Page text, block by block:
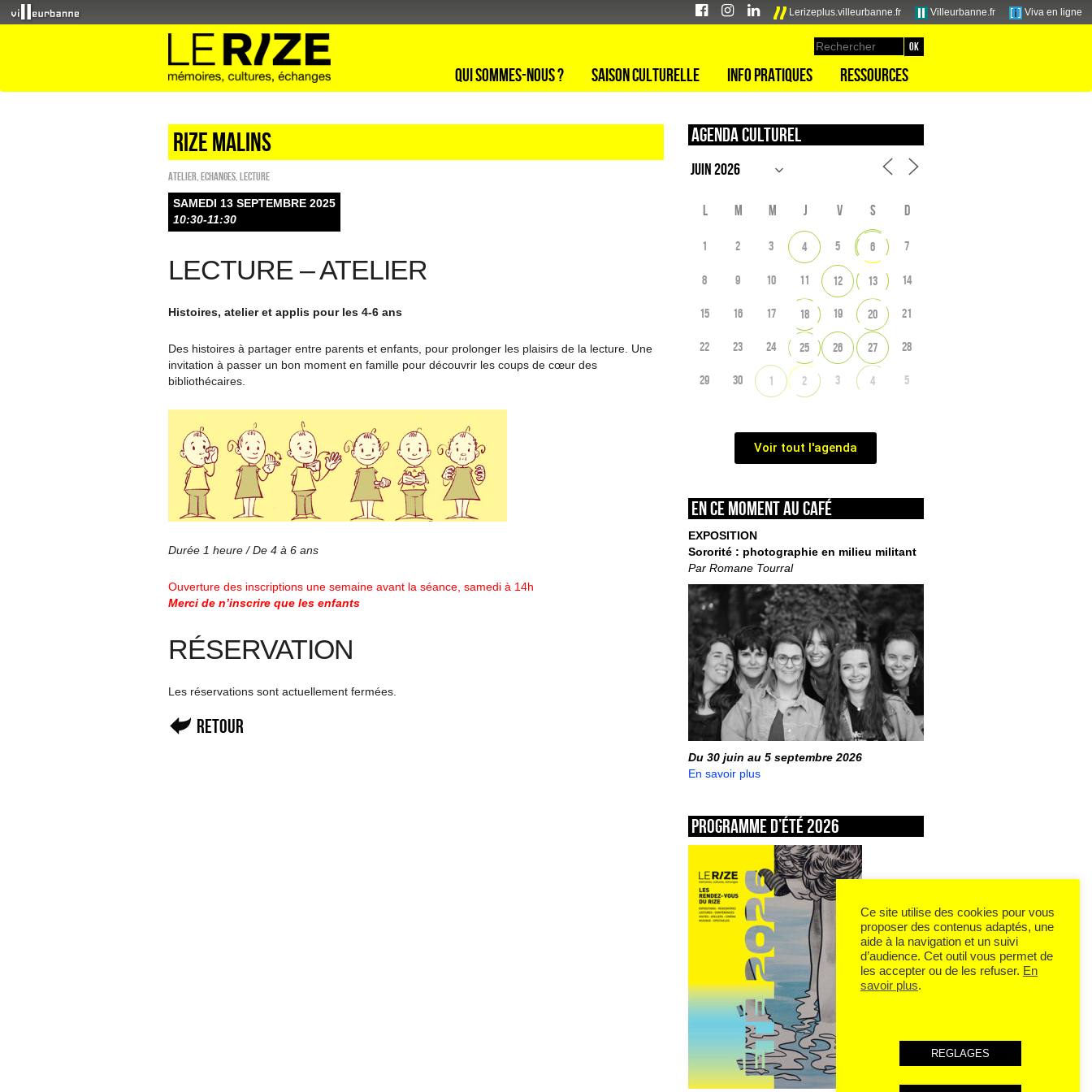
Lerizeplus.villeurbanne.fr Villeurbanne.fr Viva en ligne
Qui sommes-nous ? Saison culturelle Info pratiques Ressources
RIZE MALINS
Atelier ECHANGES Lecture
SAMEDI 13 SEPTEMBRE 2025
10:30-11:30
LECTURE – ATELIER
Histoires, atelier et applis pour les 4-6 ans
Des histoires à partager entre parents et enfants, pour prolonger les plaisirs de la lecture. Une
invitation à passer un bon moment en famille pour découvrir les coups de cœur des
bibliothécaires.
Durée 1 heure / De 4 à 6 ans
Ouverture des inscriptions une semaine avant la séance, samedi à 14h
Merci de n’inscrire que les enfants
RÉSERVATION
Les réservations sont actuellement fermées.
Retour
Agenda culturel
L M M J V S D
1 2 3 4 5 6 7
8 9 10 11 12 13 14
15 16 17 18 19 20 21
22 23 24 25 26 27 28
29 30 1 2 3 4 5
Voir tout l'agenda
En ce moment au café
EXPOSITION
Sororité : photographie en milieu militant
Par Romane Tourral
Du 30 juin au 5 septembre 2026
En savoir plus
Programme d’été 2026
Ce site utilise des cookies pour vous
proposer des contenus adaptés, une
aide à la navigation et un suivi
d’audience. Cet outil vous permet de
les accepter ou de les refuser. En
savoir plus.
REGLAGES